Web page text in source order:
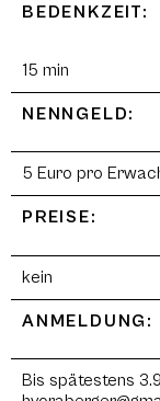
BEDENKZEIT:
15 min
NENNGELD:
5 Euro pro
PREISE:
kein
ANMELDUNG:
Bis spätestens